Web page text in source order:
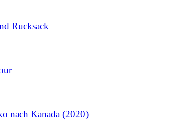
Rucksack
nach Kanada (2020)